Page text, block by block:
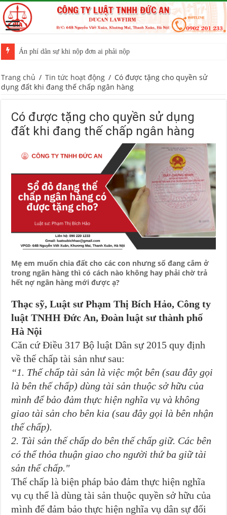
Án phí dân sự khi nộp đơn ai phải nộp
Trang chủ / Tin tức hoạt động / Có được tặng cho quyền sử
dụng đất khi đang thế chấp ngân hàng
Có được tặng cho quyền sử dụng
đất khi đang thế chấp ngân hàng
Mẹ em muốn chia đất cho các con nhưng sổ đang cắm ở
trong ngân hàng thì có cách nào không hay phải chờ trả
hết nợ ngân hàng mới được ạ?
Thạc sỹ, Luật sư Phạm Thị Bích Hảo, Công ty
luật TNHH Đức An, Đoàn luật sư thành phố
Hà Nội
Căn cứ Điều 317 Bộ luật Dân sự 2015 quy định
về thế chấp tài sản như sau:
“1. Thế chấp tài sản là việc một bên (sau đây gọi
là bên thế chấp) dùng tài sản thuộc sở hữu của
mình để bảo đảm thực hiện nghĩa vụ và không
giao tài sản cho bên kia (sau đây gọi là bên nhận
thế chấp).
2. Tài sản thế chấp do bên thế chấp giữ. Các bên
có thể thỏa thuận giao cho người thứ ba giữ tài
sản thế chấp."
Thế chấp là biện pháp bảo đảm thực hiện nghĩa
vụ cụ thể là dùng tài sản thuộc quyền sở hữu của
mình để đảm bảo thực hiện nghĩa vụ dân sự đối